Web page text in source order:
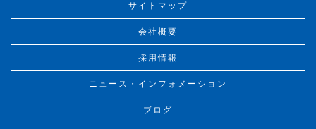
サイトマップ
会社概要
採用情報
ニュース・インフォメーション
ブログ